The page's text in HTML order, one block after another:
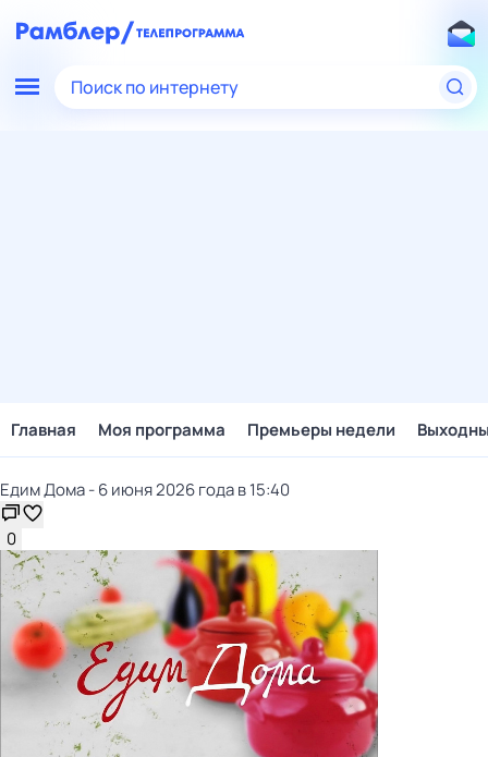
Поиск по интернету
Главная Моя программа Премьеры недели
Едим Дома - 6 июня 2026 года в 15:40
0